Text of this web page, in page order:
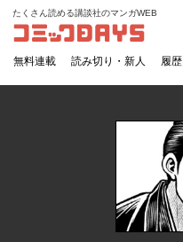
コミックDAYS
たくさん読める講談社のマンガWEB
無料連載 読み切り・新人 履歴